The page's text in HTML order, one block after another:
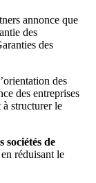
annonce que
des
des
des
des entreprises
structurer le
sociétés de
réduisant le